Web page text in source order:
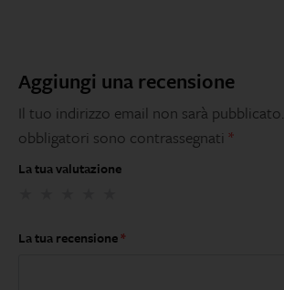
Aggiungi una recensione
Il tuo indirizzo email non sarà pubblicato.
obbligatori sono contrassegnati *
La tua valutazione
La tua recensione*